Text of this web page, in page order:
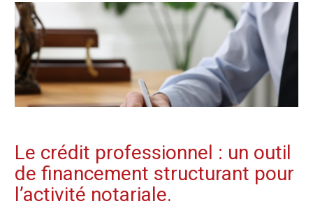
Le crédit professionnel : un outil
de financement structurant pour
l’activité notariale.